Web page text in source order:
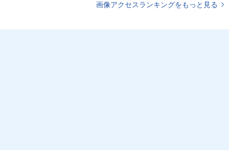
画像アクセスランキングをもっと見る